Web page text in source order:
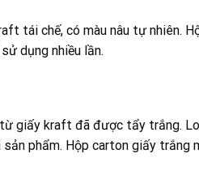
tái chế, có màu nâu tự nhiên.
dụng nhiều lần.
giấy kraft đã được tẩy trắng.
phẩm. Hộp carton giấy trắng